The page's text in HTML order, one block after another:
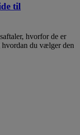
til
hvorfor de er
hvordan du vælger den